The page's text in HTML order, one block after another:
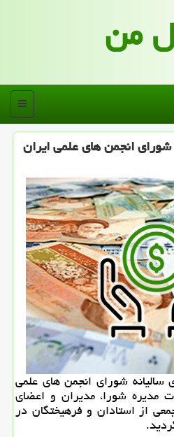
من
منو
هیأت مدیره سال ۱۳۹۷ شورای انجمن های علمی ایران
شورای انجمن های علمی
مدیره شورا، مدیران و اعضای
از استادان و فرهیختگان در